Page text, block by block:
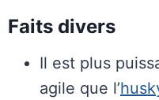
Faits divers
Il est plus
agile que l’